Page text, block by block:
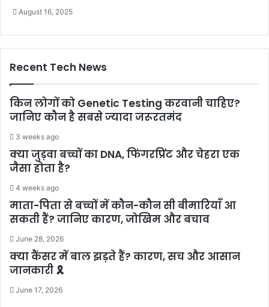
August 16, 2025
Recent Tech News
किन लोगों को Genetic Testing करवानी चाहिए?
जानिए कौन है सबसे ज्यादा जरूरतमंद
3 weeks ago
क्या जुड़वा बच्चों का DNA, फिंगरप्रिंट और चेहरा एक
जैसा होता है?
4 weeks ago
माता-पिता से बच्चों में कौन-कौन सी बीमारियाँ आ
सकती हैं? जानिए कारण, जोखिम और बचाव
June 28, 2026
क्या कैंसर में बाल झड़ते हैं? कारण, सच और आसान
जानकारी 🎗️
June 17, 2026